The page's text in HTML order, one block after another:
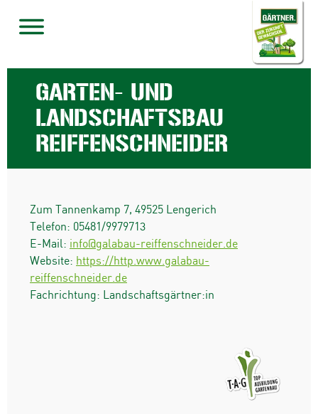
GARTEN- UND
LANDSCHAFTSBAU
REIFFENSCHNEIDER
Zum Tannenkamp 7, 49525 Lengerich
Telefon: 05481/9979713
E-Mail: info@galabau-reiffenschneider.de
Website: https://http.www.galabau-
reiffenschneider.de
Fachrichtung: Landschaftsgärtner:in